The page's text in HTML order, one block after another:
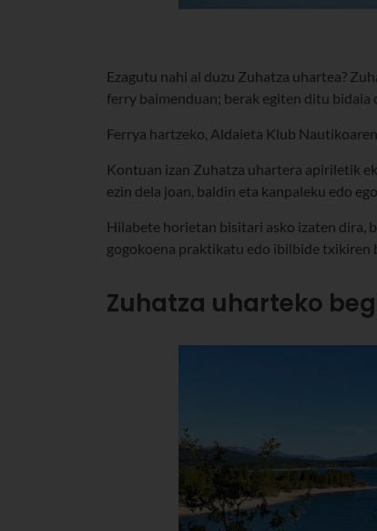
Ezagutu nahi al duzu Zuhatza uhartea?
ferry baimenduan; berak egiten ditu
Ferrya hartzeko, Aldaieta Klub
Kontuan izan Zuhatza uhartera apiriletik
ezin dela joan, baldin eta kanpaleku edo
Hilabete horietan bisitari asko izaten dira,
gogokoena praktikatu edo ibilbide txikiren
Zuhatza uharteko